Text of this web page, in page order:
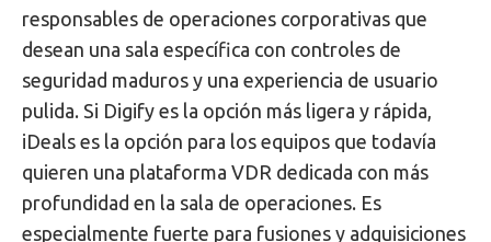
responsables de operaciones corporativas que
desean una sala específica con controles de
seguridad maduros y una experiencia de usuario
pulida. Si Digify es la opción más ligera y rápida,
iDeals es la opción para los equipos que todavía
quieren una plataforma VDR dedicada con más
profundidad en la sala de operaciones. Es
especialmente fuerte para fusiones y adquisiciones